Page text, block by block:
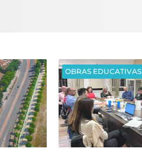
OBRAS EDUCATIVAS